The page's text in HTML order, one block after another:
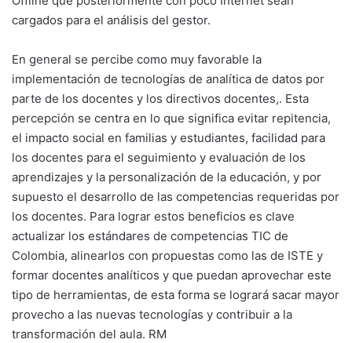
cargados para el análisis del gestor.
En general se percibe como muy favorable la
implementación de tecnologías de analítica de datos por
parte de los docentes y los directivos docentes,. Esta
percepción se centra en lo que significa evitar repitencia,
el impacto social en familias y estudiantes, facilidad para
los docentes para el seguimiento y evaluación de los
aprendizajes y la personalización de la educación, y por
supuesto el desarrollo de las competencias requeridas por
los docentes. Para lograr estos beneficios es clave
actualizar los estándares de competencias TIC de
Colombia, alinearlos con propuestas como las de ISTE y
formar docentes analíticos y que puedan aprovechar este
tipo de herramientas, de esta forma se logrará sacar mayor
provecho a las nuevas tecnologías y contribuir a la
transformación del aula. RM